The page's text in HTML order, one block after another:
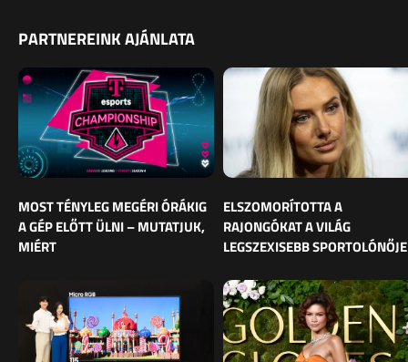
PARTNEREINK AJÁNLATA
MOST TÉNYLEG MEGÉRI ÓRÁKIG
A GÉP ELŐTT ÜLNI – MUTATJUK,
MIÉRT
ELSZOMORÍTOTTA A
RAJONGÓKAT A VILÁG
LEGSZEXISEBB SPORTOLÓNŐJE